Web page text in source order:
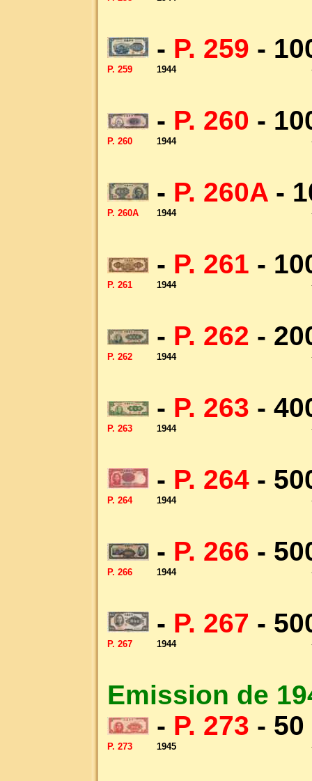
- P. 259 -
P. 259 1944
- P. 260 -
P. 260 1944
- P. 260A -
P. 260A 1944
- P. 261 -
P. 261 1944
- P. 262 -
P. 262 1944
- P. 263 -
P. 263 1944
- P. 264 -
P. 264 1944
- P. 266 -
P. 266 1944
- P. 267 -
P. 267 1944
Emission de
- P. 273 -
P. 273 1945